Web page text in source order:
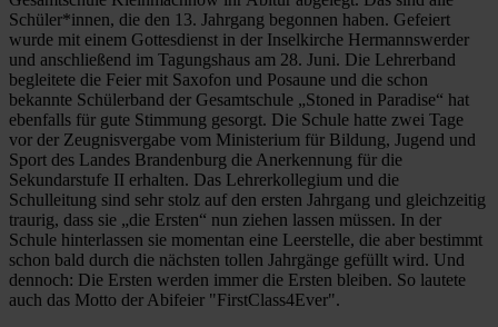
Schüler*innen, die den 13. Jahrgang begonnen haben. Gefeiert
wurde mit einem Gottesdienst in der Inselkirche Hermannswerder
und anschließend im Tagungshaus am 28. Juni. Die Lehrerband
begleitete die Feier mit Saxofon und Posaune und die schon
bekannte Schülerband der Gesamtschule „Stoned in Paradise“ hat
ebenfalls für gute Stimmung gesorgt. Die Schule hatte zwei Tage
vor der Zeugnisvergabe vom Ministerium für Bildung, Jugend und
Sport des Landes Brandenburg die Anerkennung für die
Sekundarstufe II erhalten. Das Lehrerkollegium und die
Schulleitung sind sehr stolz auf den ersten Jahrgang und gleichzeitig
traurig, dass sie „die Ersten“ nun ziehen lassen müssen. In der
Schule hinterlassen sie momentan eine Leerstelle, die aber bestimmt
schon bald durch die nächsten tollen Jahrgänge gefüllt wird. Und
dennoch: Die Ersten werden immer die Ersten bleiben. So lautete
auch das Motto der Abifeier "FirstClass4Ever".